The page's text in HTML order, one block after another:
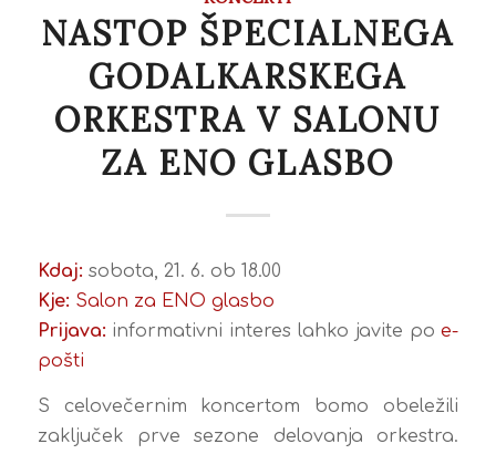
NASTOP ŠPECIALNEGA
GODALKARSKEGA
ORKESTRA V SALONU
ZA ENO GLASBO
Kdaj: sobota, 21. 6. ob 18.00
Kje: Salon za ENO glasbo
Prijava: informativni interes lahko javite poe-
pošti
S celovečernim koncertom bomo obeležili
zaključek prve sezone delovanja orkestra.